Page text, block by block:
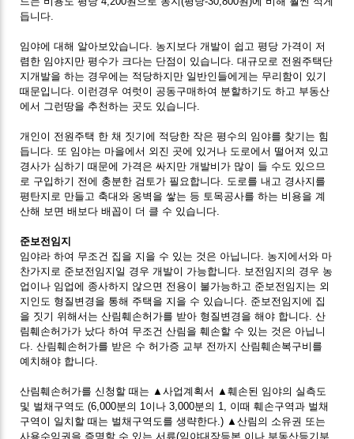
듭니다.
임야에 대해 알아보았습니다. 농지보다 개발이 쉽고 평당 가격이 저
렴한 임야지만 평수가 크다는 단점이 있습니다. 대규모로 전원주택단
지개발을 하는 경우에는 적당하지만 일반인들에게는 무리함이 있기
때문입니다. 이런경우 여럿이 공동구매하여 분할하기도 하고 부동산
에서 그런땅을 추천하는 곳도 있습니다.
개인이 전원주택 한 채 짓기에 적당한 작은 평수의 임야를 찾기는 힘
듭니다. 또 임야는 마을에서 외진 곳에 있거나 도로에서 떨어져 있고
경사가 심하기 때문에 가격은 싸지만 개발비가 많이 들 수도 있으므
로 구입하기 전에 충분한 검토가 필요합니다. 도로를 내고 경사지를
평탄지로 만들고 축대와 옹벽을 쌓는 등 토목공사를 하는 비용을 계
산해 보면 배보다 배꼽이 더 클 수 있습니다.
준보전임지
임야라 하여 무조건 집을 지을 수 있는 것은 아닙니다. 농지에서와 마
찬가지로 준보전임지일 경우 개발이 가능합니다. 보전임지의 경우 농
업이나 임업에 종사하지 않으면 전용이 불가능하고 준보전임지는 외
지인도 형질변경을 통해 주택을 지을 수 있습니다. 준보전임지에 집
을 짓기 위해서는 산림훼손허가를 받아 형질변경을 해야 합니다. 산
림훼손허가가 났다 하여 무조건 산림을 훼손할 수 있는 것은 아닙니
다. 산림훼손허가를 받은 수 허가증 교부 전까지 산림훼손복구비를
예치해야 합니다.
산림훼손허가를 신청할 때는 ▲사업계획서 ▲훼손된 임야의 실측도
및 벌채구역도 (6,000분의 1이나 3,000분의 1, 이때 훼손구역과 벌채
구역이 일치할 때는 벌채구역도를 생략한다.) ▲산림의 소유권 또는
사용수익권을 증명할 수 있는 서류(임야대장등본 이나 부동산등기부